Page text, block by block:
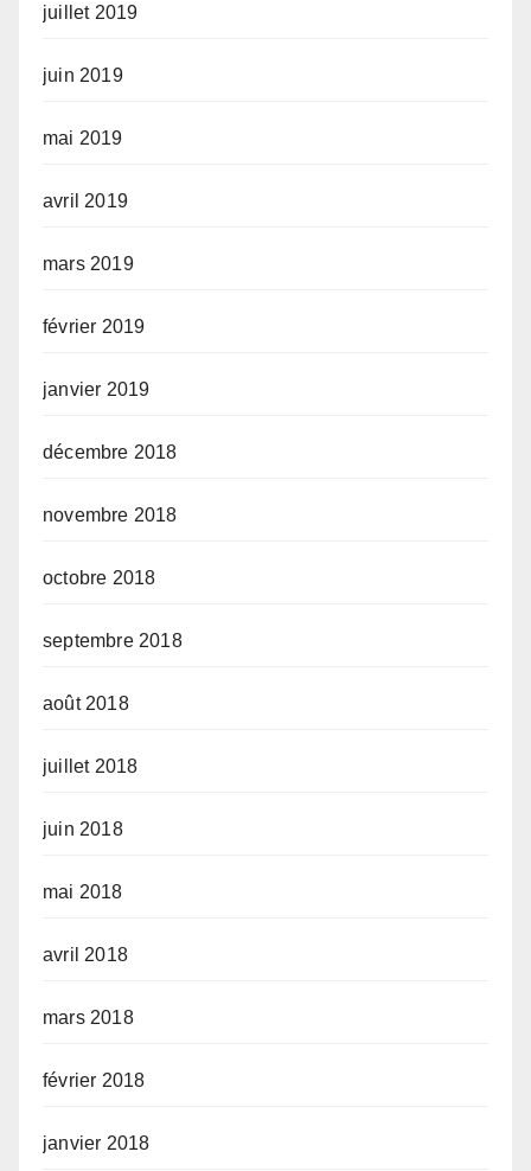
juillet 2019
juin 2019
mai 2019
avril 2019
mars 2019
février 2019
janvier 2019
décembre 2018
novembre 2018
octobre 2018
septembre 2018
août 2018
juillet 2018
juin 2018
mai 2018
avril 2018
mars 2018
février 2018
janvier 2018